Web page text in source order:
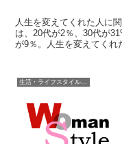
人生を変えてくれた人に
は、20代が2％、30代が
が9％。人生を変えてくれ
生活・ライフスタイル・家事